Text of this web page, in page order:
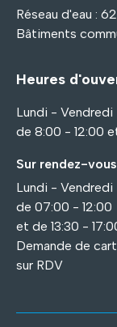
Réseau d'eau :
Bâtiments
Heures
Lundi - Vendredi
de 8:00 - 12:00
Sur rendez-vous
Lundi - Vendredi
de 07:00 - 12:00
et de 13:30 -
Demande de
sur RDV